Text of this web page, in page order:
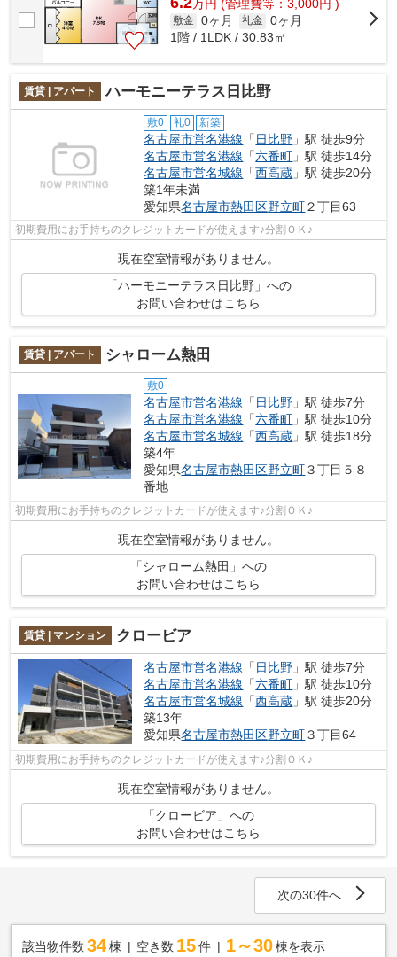
万 円 (管理費等：3,000円 )
敷金 0ヶ月 礼金 0ヶ月
1階 / 1LDK / 30.83㎡
賃貸 | アパート ハーモニーテラス日比野
敷0 礼0 新築
名古屋市営名港線 「日比野 」駅 徒歩9分
名古屋市営名港線 「六番町 」駅 徒歩14分
名古屋市営名城線 「西高蔵 」駅 徒歩20分
築1年未満
愛知県名古屋市熱田区野立町２丁目63
初期費用にお手持ちのクレジットカードが使えます♪分割ＯＫ♪
現在空室情報がありません。
「ハーモニーテラス日比野」への
お問い合わせはこちら
賃貸 | アパート シャローム熱田
敷0
名古屋市営名港線 「 日比野 」駅 徒歩7分
名古屋市営名港線 「六番町 」駅 徒歩10分
名古屋市営名城線 「西高蔵 」駅 徒歩18分
築4年
愛知県名古屋市熱田区野立町３丁目５８
番地
初期費用にお手持ちのクレジットカードが使えます♪分割ＯＫ♪
現在空室情報がありません。
「シャローム熱田」への
お問い合わせはこちら
賃貸 | マンション クロービア
名古屋市営名港線 「 日比野 」駅 徒歩7分
名古屋市営名港線 「六番町 」駅 徒歩10分
名古屋市営名城線 「西高蔵 」駅 徒歩20分
築13年
愛知県名古屋市熱田区野立町３丁目64
初期費用にお手持ちのクレジットカードが使えます♪分割ＯＫ♪
現在空室情報がありません。
「クロービア」への
お問い合わせはこちら
次の30件へ
該当物件数 34棟 空き数 15 件 1～30 棟を表示